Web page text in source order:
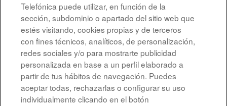
Resultados
Telefónica puede utilizar, en función de la
sección, subdominio o apartado del sitio web que
estés visitando, cookies propias y de terceros
con fines técnicos, analíticos, de personalización,
redes sociales y/o para mostrarte publicidad
personalizada en base a un perfil elaborado a
partir de tus hábitos de navegación. Puedes
aceptar todas, rechazarlas o configurar su uso
individualmente clicando en el botón